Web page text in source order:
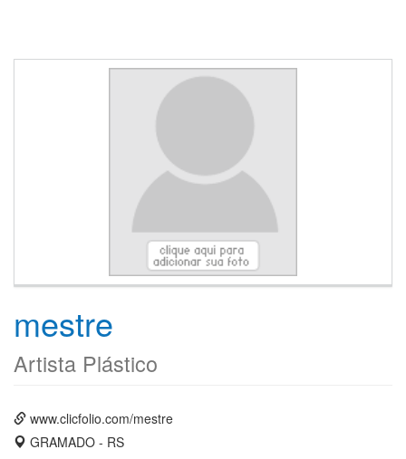
mestre
Artista Plástico
www.clicfolio.com/mestre
GRAMADO - RS